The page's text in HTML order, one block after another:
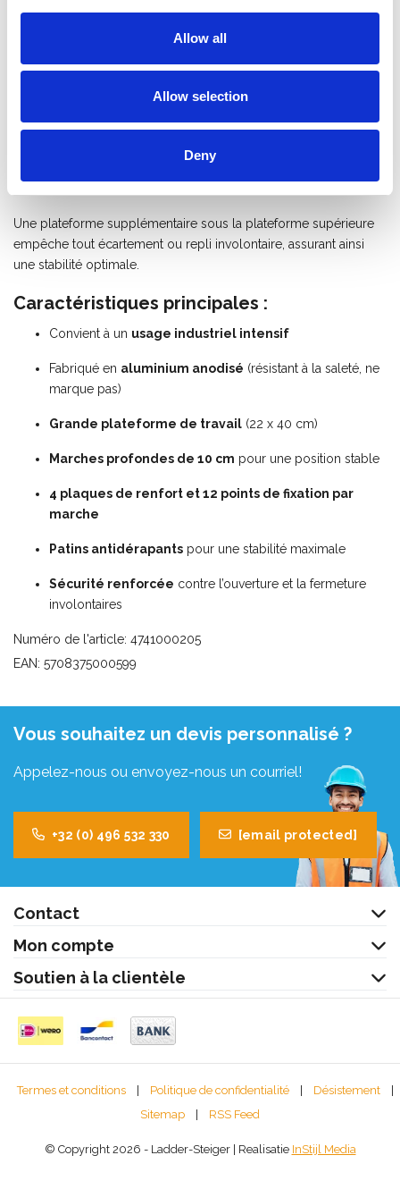
Allow all
Allow selection
Deny
robuste, vous travaillez en toute sécurité et efficacité. L’escabeau
4 plaques de renfort et de 12 points de
maximales.
marches profondes de 10 cmoffrent un excellent confort de
travail, même lors d’utilisations prolongées. Les montants
Une plateforme supplémentaire sous la plateforme supérieure
empêche tout écartement ou repli involontaire, assurant ainsi
une stabilité optimale.
Caractéristiques principales :
Convient à un usage industriel intensif
Fabriqué en aluminium anodisé (résistant à la saleté, ne
marque pas)
Grande plateforme de travail (22 x 40 cm)
Marches profondes de 10 cm pour une position stable
4 plaques de renfort et 12 points de fixation par
marche
Patins antidérapants pour une stabilité maximale
Sécurité renforcée contre l’ouverture et la fermeture
involontaires
Numéro de l'article: 4741000205
EAN: 5708375000599
Vous souhaitez un devis personnalisé ?
Appelez-nous ou envoyez-nous un courriel!
+32 (0) 496 532 330 [email protected]
Contact
Mon compte
Soutien à la clientèle
Termes et conditions | Politique de confidentialité | Désistement
|
Sitemap
| RSS Feed
© Copyright 2026 - Ladder-Steiger | Realisatie InStijl Media